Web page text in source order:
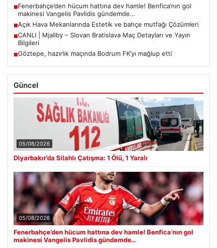
■Fenerbahçe’den hücum hattına dev hamle! Benfica’nın gol
makinesi Vangelis Pavlidis gündemde…
■Açık Hava Mekanlarında Estetik ve bahçe mutfağı Çözümleri
■CANLI | Mjallby – Slovan Bratislava Maç Detayları ve Yayın
Bilgileri
■Göztepe, hazırlık maçında Bodrum FK’yı mağlup etti
Güncel
05/08/2026
Diyarbakır’da Silahlı Çatışma: 1 Ölü, 1 Yaralı
05/08/2026
Fenerbahçe’den hücum hattına dev hamle! Benfica’nın gol
makinesi Vangelis Pavlidis gündemde…